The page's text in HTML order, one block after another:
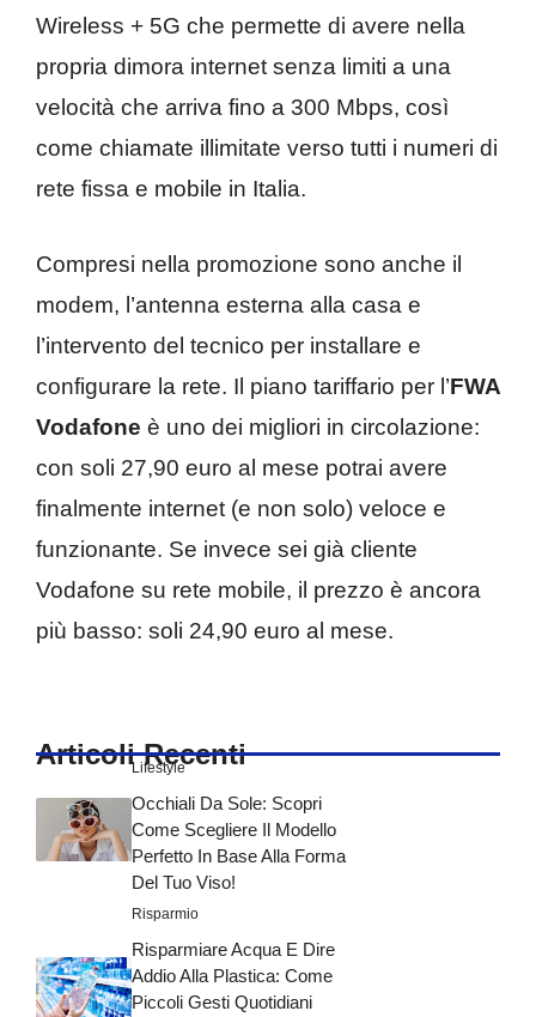
Wireless + 5G che permette di avere nella
propria dimora internet senza limiti a una
velocità che arriva fino a 300 Mbps, così
come chiamate illimitate verso tutti i numeri di
rete fissa e mobile in Italia.
Compresi nella promozione sono anche il
modem, l’antenna esterna alla casa e
l’intervento del tecnico per installare e
configurare la rete. Il piano tariffario per l’FWA
Vodafone è uno dei migliori in circolazione:
con soli 27,90 euro al mese potrai avere
finalmente internet (e non solo) veloce e
funzionante. Se invece sei già cliente
Vodafone su rete mobile, il prezzo è ancora
più basso: soli 24,90 euro al mese.
Articoli Recenti
Lifestyle
Occhiali Da Sole: Scopri
Come Scegliere Il Modello
Perfetto In Base Alla Forma
Del Tuo Viso!
Risparmio
Risparmiare Acqua E Dire
Addio Alla Plastica: Come
Piccoli Gesti Quotidiani